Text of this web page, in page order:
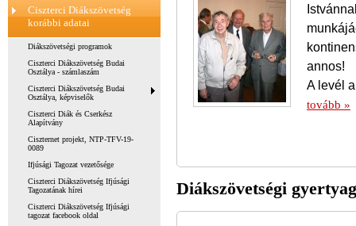
Ciszterci Diákszövetség
korábbi adatai
Diákszövetségi programok
Ciszterci Diákszövetség Budai
Osztálya - számlaszám
Ciszterci Diákszövetség Budai
Osztálya, képviselők
Ciszterci Diák és Cserkész
Alapítvány
Ciszternet projekt, NTP-TFV-19-
0089
Ifjúsági Tagozat vezetősége
Ciszterci Diákszövetség Ifjúsági
Tagozatának hírei
Ciszterci Diákszövetség Ifjúsági
tagozat facebook oldal
annos!
A levél
tovább »
Diákszövetségi